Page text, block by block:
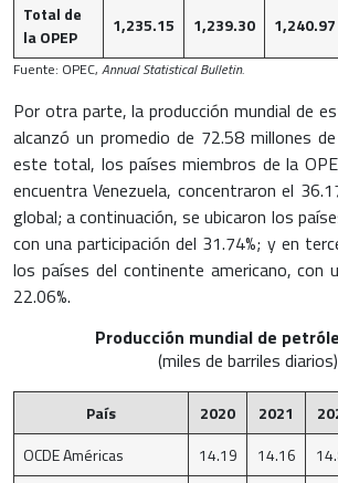
Total de
la OPEP
1,235.15 1,239.30 1,240.97
Fuente: OPEC, Annual Statistical Bulletin.
Por otra parte, la producción mundial de
alcanzó un promedio de 72.58 millones
este total, los países miembros de la
encuentra Venezuela, concentraron el
global; a continuación, se ubicaron los
con una participación del 31.74%; y en
los países del continente americano, con
22.06%.
Producción mundial de
(miles de barriles diarios)
País 2020 2021
OCDE Américas
14.19 14.16